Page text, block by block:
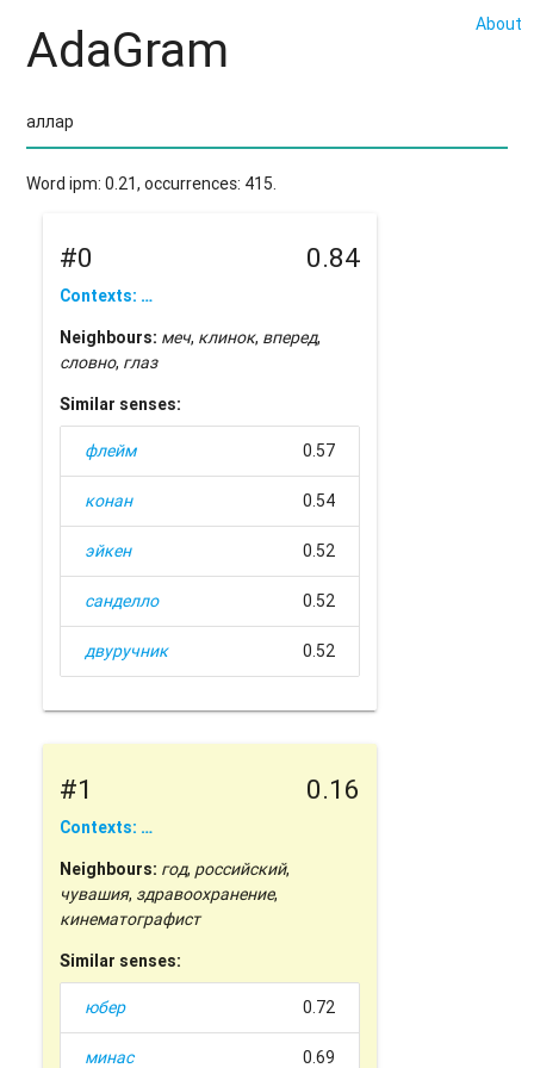
About
AdaGram
Word ipm: 0.21, occurrences: 415.
#0 0.84
Contexts: …
Neighbours: меч, клинок, вперед,
словно, глаз
Similar senses:
флейм 0.57
конан 0.54
эйкен 0.52
санделло 0.52
двуручник 0.52
#1 0.16
Contexts: …
Neighbours: год, российский,
чувашия, здравоохранение,
кинематографист
Similar senses:
юбер 0.72
минас 0.69